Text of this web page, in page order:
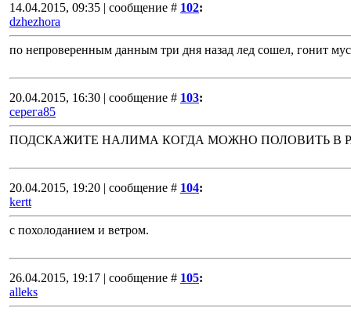
14.04.2015, 09:35 | сообщение # 102:
dzhezhora
по непроверенным данным три дня назад лед сошел, гонит
20.04.2015, 16:30 | сообщение # 103:
серега85
ПОДСКАЖИТЕ НАЛИМА КОГДА МОЖНО ПОЛОВИТЬ В
20.04.2015, 19:20 | сообщение # 104:
kertt
c похолоданием и ветром.
26.04.2015, 19:17 | сообщение # 105:
alleks